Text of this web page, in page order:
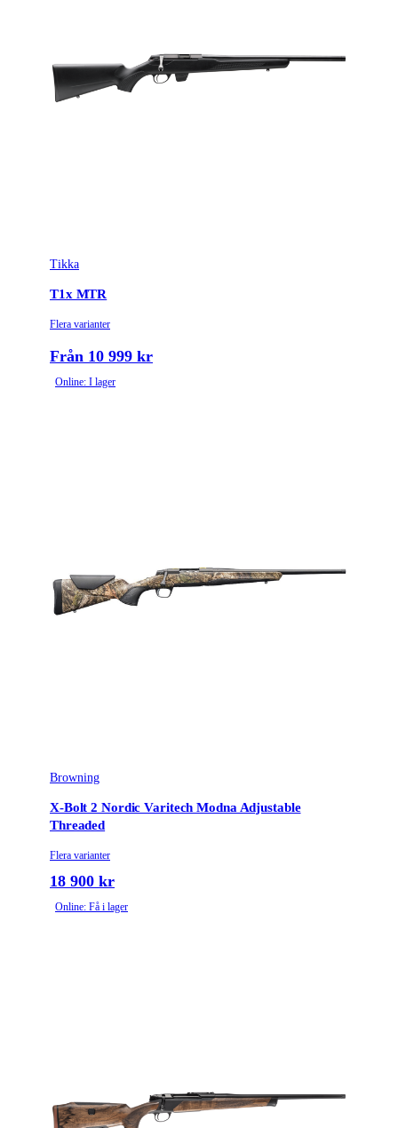
Tikka
T1x MTR
Flera varianter
Från 10 999 kr
Online: I lager
Browning
X-Bolt 2 Nordic Varitech Modna Adjustable
Threaded
Flera varianter
18 900 kr
Online: Få i lager